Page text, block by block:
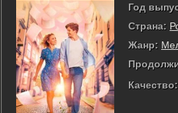
Год
Страна:
Жанр:
Качество: